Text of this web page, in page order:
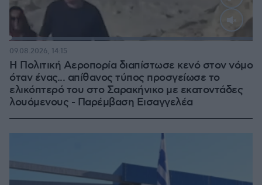
:
Η Πολιτική Αεροπορία διαπίστωσε κενό στον νόμο
όταν ένας... απίθανος τύπος προσγείωσε το
ελικόπτερό του στο Σαρακήνικο με εκατοντάδες
λουόμενους - Παρέμβαση Εισαγγελέα
09.08.2026, 14:15